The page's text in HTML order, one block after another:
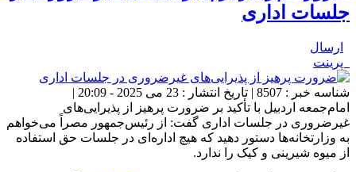
جلسات اداری
ارسال
پرینت
شناسه خبر : 8507 | تاریخ انتشار : 23 می 2025 - 20:09 |
امام‌جمعه اردبیل با تأکید بر ضرورت پرهیز از پذیرایی‌های
غیرضروری در جلسات اداری گفت: از رئیس‌جمهور مصراً می‌خواهم
به وزارتخانه‌ها دستور دهید که هیچ اداره‌ای در جلسات حق استفاده
از میوه شیرینی و کیک را ندارد.